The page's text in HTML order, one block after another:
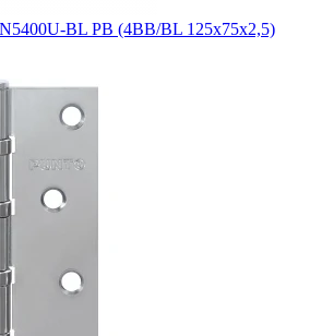
BL PB (4BB/BL 125x75x2,5)